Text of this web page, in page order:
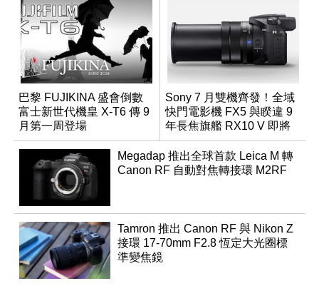
巴黎 FUJIKINA 盛會倒數
富士新世代機皇 X-T6 傳 9
月第一周登場
Sony 7 月雙機齊發！全域
快門電影機 FX5 與睽違 9
年長焦旗艦 RX10 V 即將
登場
Megadap 推出全球首款 Leica M 轉
Canon RF 自動對焦轉接環 M2RF
Tamron 推出 Canon RF 與 Nikon Z
接環 17-70mm F2.8 恆定大光圈標
準變焦鏡